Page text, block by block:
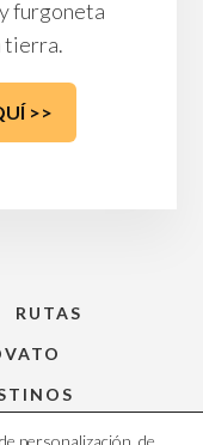
furgoneta
tierra.
>>
RUTAS
personalización, de